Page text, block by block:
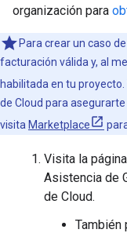
organización para
Para crear un caso
facturación válida y, al
habilitada en tu proyecto.
de Cloud para
visita Marketplace
Visita la página
Asistencia de
de Cloud.
También